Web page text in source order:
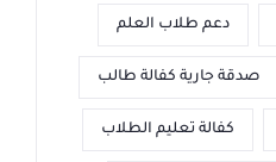
دعم طلاب العلم
صدقة جارية كفالة طالب
كفالة تعليم الطلاب